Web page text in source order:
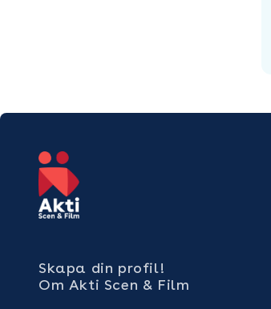
Skapa din profil!
Om Akti Scen & Film